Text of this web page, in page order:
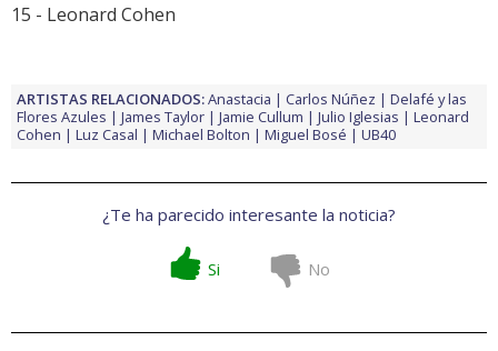
15 - Leonard Cohen
ARTISTAS RELACIONADOS:Anastacia Carlos Núñez
Delafé y las
Flores Azules
James Taylor Jamie Cullum Julio Iglesias
Leonard
Cohen
Luz Casal Michael Bolton Miguel Bosé UB40
¿Te ha parecido interesante la noticia?
Si No